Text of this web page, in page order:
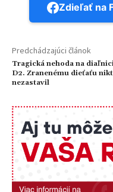
Zdieľať na
Predchádzajúci článok
Tragická nehoda na
D2. Zranenému dieťaťu
nezastavil